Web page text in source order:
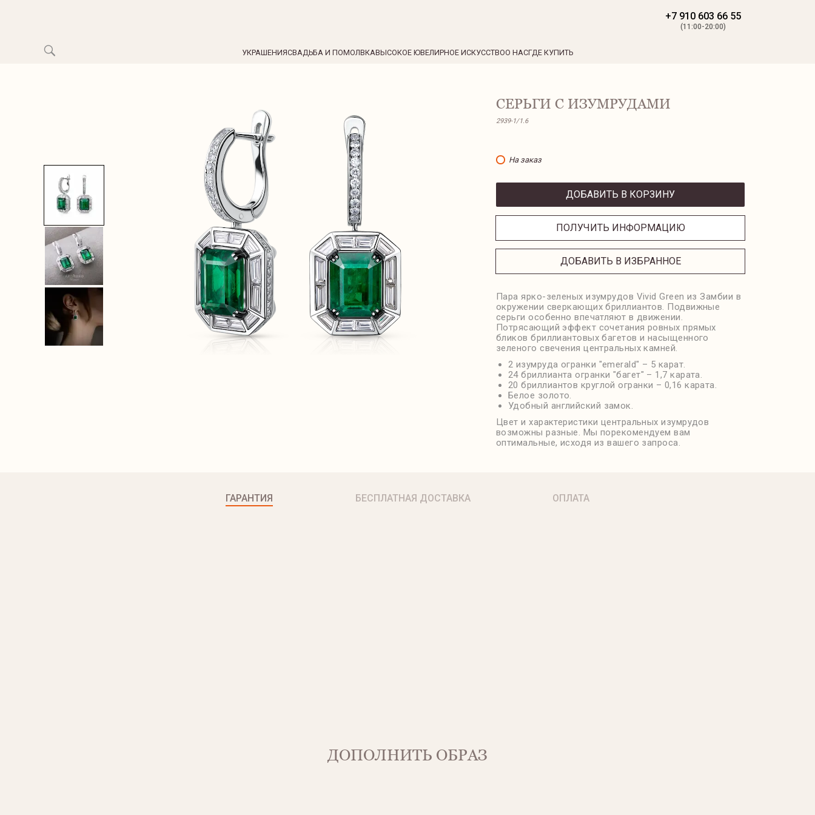
+7 910 603 66 55
(11:00-20:00)
УКРАШЕНИЯСВАДЬБА И ПОМОЛВКАВЫСОКОЕ ЮВЕЛИРНОЕ ИСКУССТВОО НАСГДЕ КУПИТЬ
СЕРЬГИ С ИЗУМРУДАМИ
2939-1/1.6
На заказ
ДОБАВИТЬ В КОРЗИНУ
ПОЛУЧИТЬ ИНФОРМАЦИЮ
ДОБАВИТЬ В ИЗБРАННОЕ
Пара ярко-зеленых изумрудов Vivid Green из Замбии в
окружении сверкающих бриллиантов. Подвижные
серьги особенно впечатляют в движении.
Потрясающий эффект сочетания ровных прямых
бликов бриллиантовых багетов и насыщенного
зеленого свечения центральных камней.
2 изумруда огранки "emerald" – 5 карат.
24 бриллианта огранки "багет" – 1,7 карата.
20 бриллиантов круглой огранки – 0,16 карата.
Белое золото.
Удобный английский замок.
Цвет и характеристики центральных изумрудов
возможны разные. Мы порекомендуем вам
оптимальные, исходя из вашего запроса.
ГАРАНТИЯ БЕСПЛАТНАЯ ДОСТАВКА ОПЛАТА
ДОПОЛНИТЬ ОБРАЗ